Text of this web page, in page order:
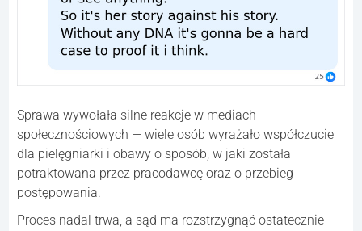
Sprawa wywołała silne reakcje w mediach
społecznościowych — wiele osób wyrażało współczucie
dla pielęgniarki i obawy o sposób, w jaki została
potraktowana przez pracodawcę oraz o przebieg
postępowania.
Proces nadal trwa, a sąd ma rozstrzygnąć ostatecznie